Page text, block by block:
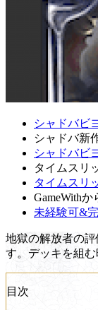
シャドバビ
シャドバ新
シャドバビ
タイムスリ
タイムスリ
GameWith
未経験可&
地獄の解放者の
す。デッキを組む
目次